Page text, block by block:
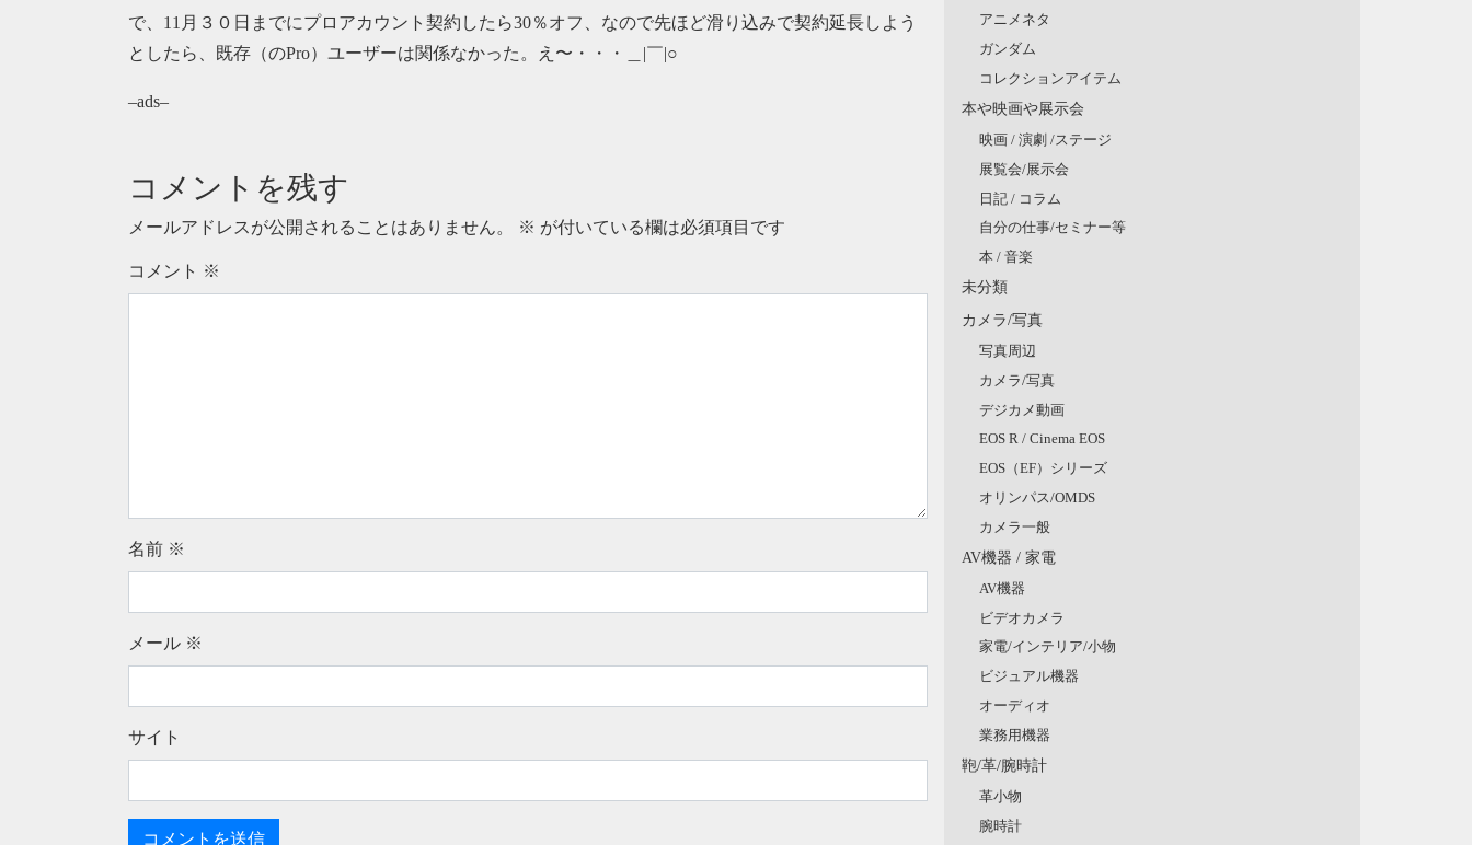
で、11月３０日までにプロアカウント契約したら30％オフ、なので先ほど滑り込みで契約延長しよう
としたら、既存（のPro）ユーザーは関係なかった。え〜・・・＿|￣|○
–ads–
コメントを残す
メールアドレスが公開されることはありません。 ※ が付いている欄は必須項目です
コメント ※
名前 ※
メール ※
サイト
アニメネタ
ガンダム
コレクションアイテム
本や映画や展示会
映画 / 演劇 /ステージ
展覧会/展示会
日記 / コラム
自分の仕事/セミナー等
本 / 音楽
未分類
カメラ/写真
写真周辺
カメラ/写真
デジカメ動画
EOS R / Cinema EOS
EOS（EF）シリーズ
オリンパス/OMDS
カメラ一般
AV機器 / 家電
AV機器
ビデオカメラ
家電/インテリア/小物
ビジュアル機器
オーディオ
業務用機器
鞄/革/腕時計
革小物
腕時計